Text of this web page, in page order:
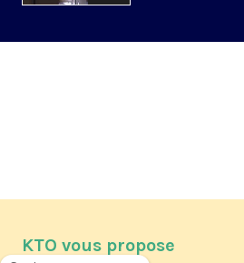
KTO vous propose